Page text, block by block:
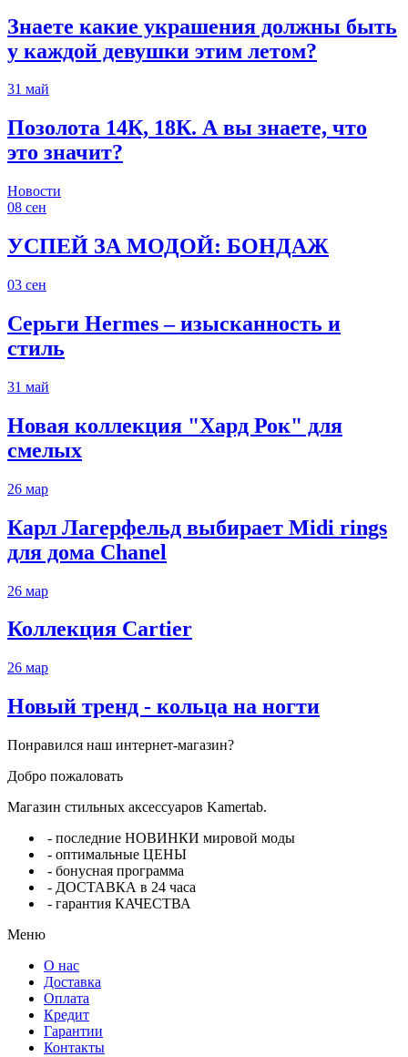
Знаете какие украшения должны быть
у каждой девушки этим летом?
31 май
Позолота 14К, 18К. А вы знаете, что
это значит?
Новости
08 сен
УСПЕЙ ЗА МОДОЙ: БОНДАЖ
03 сен
Серьги Hermes – изысканность и
стиль
31 май
Новая коллекция "Хард Рок" для
смелых
26 мар
Карл Лагерфельд выбирает Midi rings
для дома Chanel
26 мар
Коллекция Cartier
26 мар
Новый тренд - кольца на ногти
Понравился наш интернет-магазин?
Добро пожаловать
Магазин стильных аксессуаров Kamertab.
- последние НОВИНКИ мировой моды
- оптимальные ЦЕНЫ
- бонусная программа
- ДОСТАВКА в 24 часа
- гарантия КАЧЕСТВА
Меню
О нас
Доставка
Оплата
Кредит
Гарантии
Контакты